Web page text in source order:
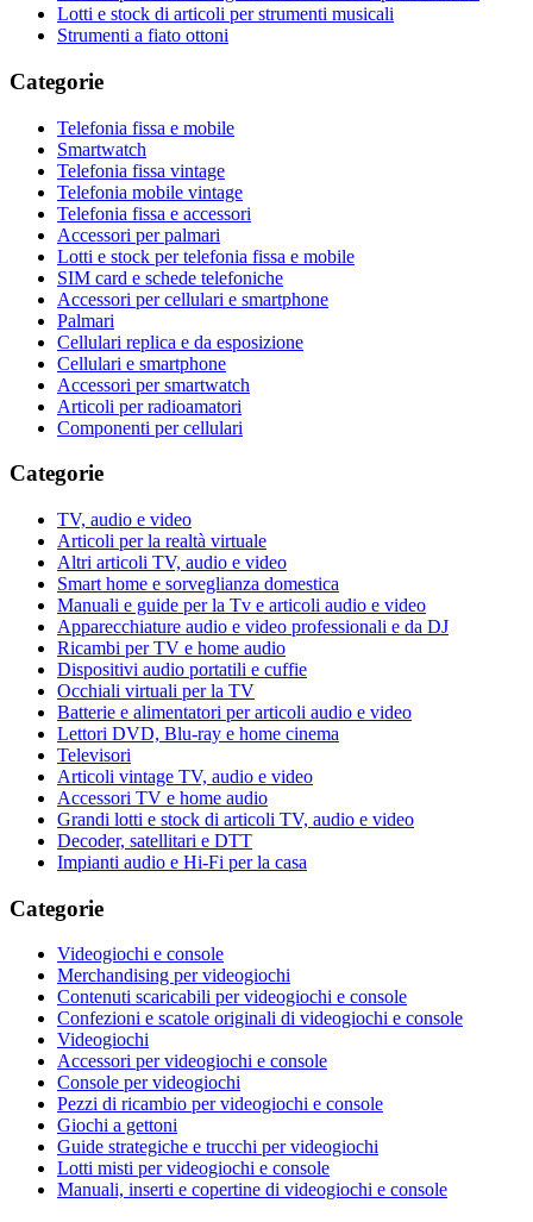
Lotti e stock di articoli per strumenti musicali
Strumenti a fiato ottoni
Categorie
Telefonia fissa e mobile
Smartwatch
Telefonia fissa vintage
Telefonia mobile vintage
Telefonia fissa e accessori
Accessori per palmari
Lotti e stock per telefonia fissa e mobile
SIM card e schede telefoniche
Accessori per cellulari e smartphone
Palmari
Cellulari replica e da esposizione
Cellulari e smartphone
Accessori per smartwatch
Articoli per radioamatori
Componenti per cellulari
Categorie
TV, audio e video
Articoli per la realtà virtuale
Altri articoli TV, audio e video
Smart home e sorveglianza domestica
Manuali e guide per la Tv e articoli audio e video
Apparecchiature audio e video professionali e da DJ
Ricambi per TV e home audio
Dispositivi audio portatili e cuffie
Occhiali virtuali per la TV
Batterie e alimentatori per articoli audio e video
Lettori DVD, Blu-ray e home cinema
Televisori
Articoli vintage TV, audio e video
Accessori TV e home audio
Grandi lotti e stock di articoli TV, audio e video
Decoder, satellitari e DTT
Impianti audio e Hi-Fi per la casa
Categorie
Videogiochi e console
Merchandising per videogiochi
Contenuti scaricabili per videogiochi e console
Confezioni e scatole originali di videogiochi e console
Videogiochi
Accessori per videogiochi e console
Console per videogiochi
Pezzi di ricambio per videogiochi e console
Giochi a gettoni
Guide strategiche e trucchi per videogiochi
Lotti misti per videogiochi e console
Manuali, inserti e copertine di videogiochi e console